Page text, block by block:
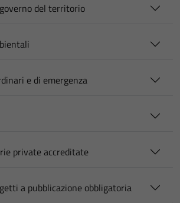
del territorio
e di emergenza
private accreditate
a pubblicazione obbligatoria